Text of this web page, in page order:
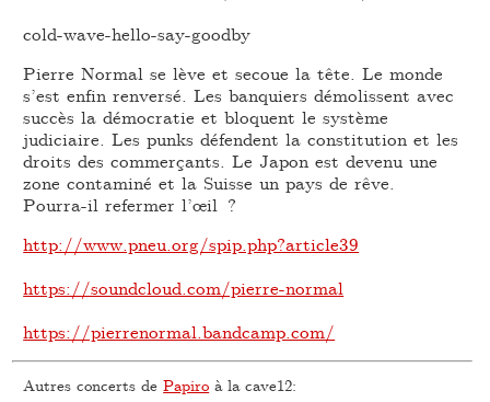
cold-wave-hello-say-goodby
Pierre Normal se lève et secoue la tête. Le monde
s’est enfin renversé. Les banquiers démolissent avec
succès la démocratie et bloquent le système
judiciaire. Les punks défendent la constitution et les
droits des commerçants. Le Japon est devenu une
zone contaminé et la Suisse un pays de rêve.
Pourra-il refermer l’œil ?
http://www.pneu.org/spip.php?article39
https://soundcloud.com/pierre-normal
https://pierrenormal.bandcamp.com/
Autres concerts dePapiro à la cave12: